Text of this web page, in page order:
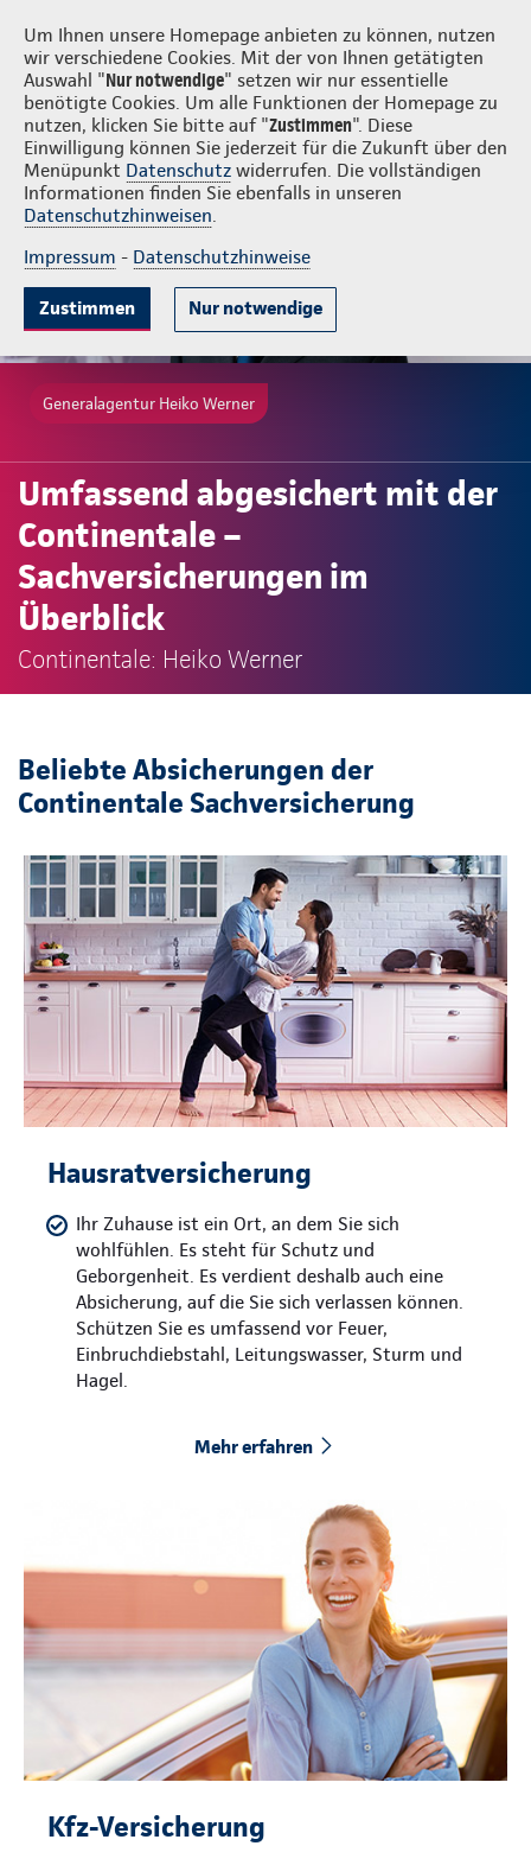
Um Ihnen unsere Homepage anbieten zu können, nutzen
wir verschiedene Cookies. Mit der von Ihnen getätigten
Auswahl "Nur notwendige" setzen wir nur essentielle
benötigte Cookies. Um alle Funktionen der Homepage zu
nutzen, klicken Sie bitte auf "Zustimmen". Diese
Einwilligung können Sie jederzeit für die Zukunft über den
Menüpunkt Datenschutz widerrufen. Die vollständigen
Informationen finden Sie ebenfalls in unseren
Datenschutzhinweisen.
Impressum - Datenschutzhinweise
Zustimmen Nur notwendige
Heiko Werner Login
Generalagentur Heiko Werner
Umfassend abgesichert mit der
Continentale –
Sachversicherungen im
Überblick
Continentale: Heiko Werner
Beliebte Absicherungen der
Continentale Sachversicherung
Hausratversicherung
Ihr Zuhause ist ein Ort, an dem Sie sich
wohlfühlen. Es steht für Schutz und
Geborgenheit. Es verdient deshalb auch eine
Absicherung, auf die Sie sich verlassen können.
Schützen Sie es umfassend vor Feuer,
Einbruchdiebstahl, Leitungswasser, Sturm und
Hagel.
Mehr erfahren
Kfz-Versicherung